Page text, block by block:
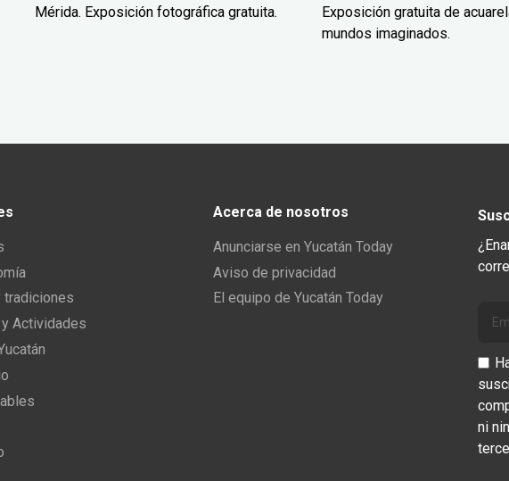
Mérida. Exposición fotográfica gratuita.
Exposición gratuita de
mundos imaginados.
tradiciones
Actividades
Acerca de nosotros
Anunciarse en Yucatán Today
Aviso de privacidad
El equipo de Yucatán Today
ni